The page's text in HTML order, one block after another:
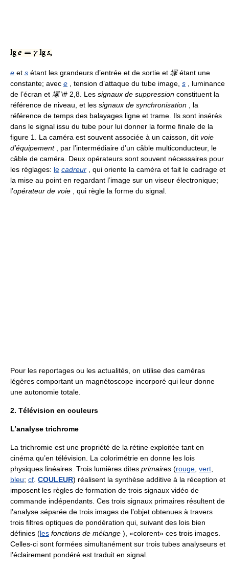
e et s étant les grandeurs d’entrée et de sortie et 塚étant une
constante; avec e , tension d’attaque du tube image, s , luminance
de l’écran et 塚\# 2,8. Les signaux de suppression constituent la
référence de niveau, et les signaux de synchronisation , la
référence de temps des balayages ligne et trame. Ils sont insérés
dans le signal issu du tube pour lui donner la forme finale de la
figure 1. La caméra est souvent associée à un caisson, dit voie
d’équipement, par l’intermédiaire d’un câble multiconducteur, le
câble de caméra. Deux opérateurs sont souvent nécessaires pour
les réglages: le cadreur , qui oriente la caméra et fait le cadrage et
la mise au point en regardant l’image sur un viseur électronique;
l’opérateur de voie , qui règle la forme du signal.
Pour les reportages ou les actualités, on utilise des caméras
légères comportant un magnétoscope incorporé qui leur donne
une autonomie totale.
2. Télévision en couleurs
L’analyse trichrome
La trichromie est une propriété de la rétine exploitée tant en
cinéma qu’en télévision. La colorimétrie en donne les lois
physiques linéaires. Trois lumières dites primaires (rouge, vert,
bleu; cf. COULEUR) réalisent la synthèse additive à la réception et
imposent les règles de formation de trois signaux vidéo de
commande indépendants. Ces trois signaux primaires résultent de
l’analyse séparée de trois images de l’objet obtenues à travers
trois filtres optiques de pondération qui, suivant des lois bien
définies (les fonctions de mélange ), «colorent» ces trois images.
Celles-ci sont formées simultanément sur trois tubes analyseurs et
l’éclairement pondéré est traduit en signal.